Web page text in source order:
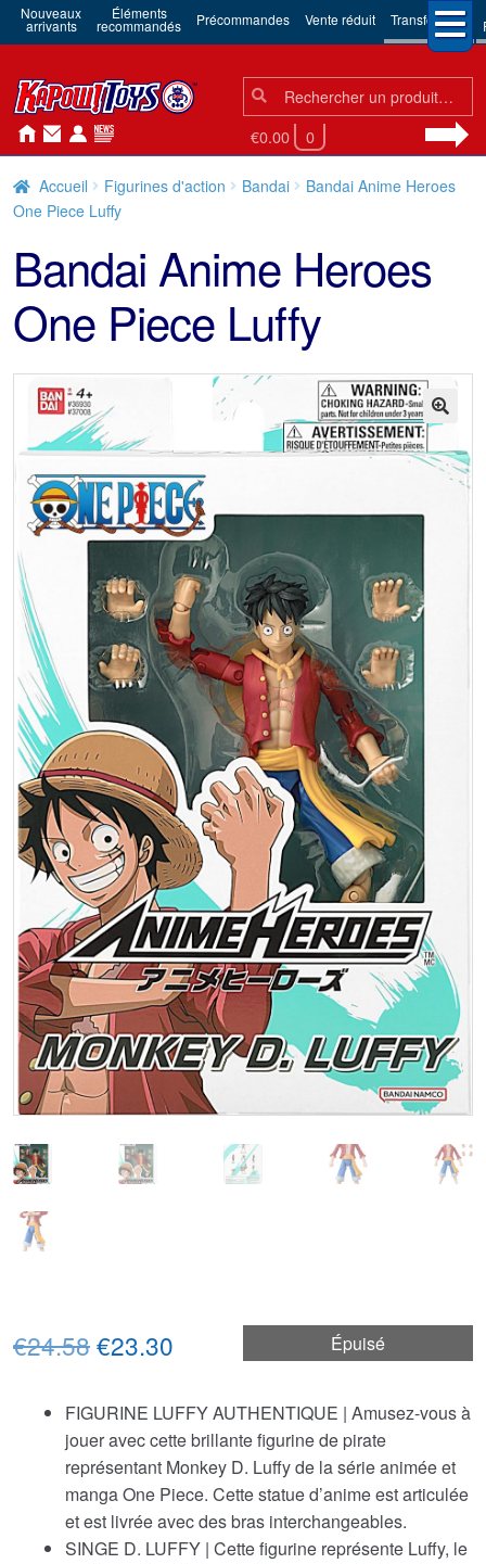
Nouveaux
arrivants
Éléments
recommandés Précommandes Vente réduit Transformers
Chercher:
Chercher
€0.00 0
Accueil Figurines d'action Bandai
Bandai Anime Heroes
One Piece Luffy
Bandai Anime Heroes
One Piece Luffy
Épuisé
€24.58Le
initial
était :
€24.58.
€23.30
actuel
est :
€23.30.
FIGURINE LUFFY AUTHENTIQUE | Amusez-vous à
jouer avec cette brillante figurine de pirate
représentant Monkey D. Luffy de la série animée et
manga One Piece. Cette statue d’anime est articulée
et est livrée avec des bras interchangeables.
SINGE D. LUFFY | Cette figurine représente Luffy, le